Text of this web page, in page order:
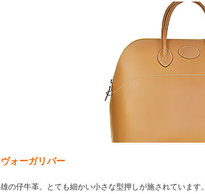
ヴォーガリバー
雄の仔牛革。とても細かい小さな型押しが施されています。